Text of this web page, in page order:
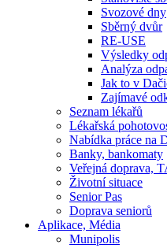
Svozové dny
Sběrný dvůr
RE-USE
Výsledky
Analýza
Jak to v
Zajímavé
Seznam lékařů
Lékařská
Nabídka práce na
Banky, bankomaty
Veřejná doprava,
Životní situace
Senior Pas
Doprava seniorů
Aplikace, Média
Munipolis